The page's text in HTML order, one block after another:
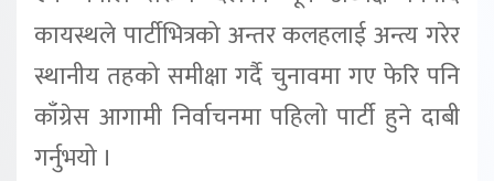
कायस्थले पार्टीभित्रको अन्तर कलहलाई अन्त्य गरेर
स्थानीय तहको समीक्षा गर्दै चुनावमा गए फेरि पनि
काँग्रेस आगामी निर्वाचनमा पहिलो पार्टी हुने दाबी
गर्नुभयो ।